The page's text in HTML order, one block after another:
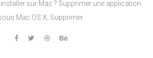
sur Mac ? Supprimer une application
Mac OS X; Supprimer